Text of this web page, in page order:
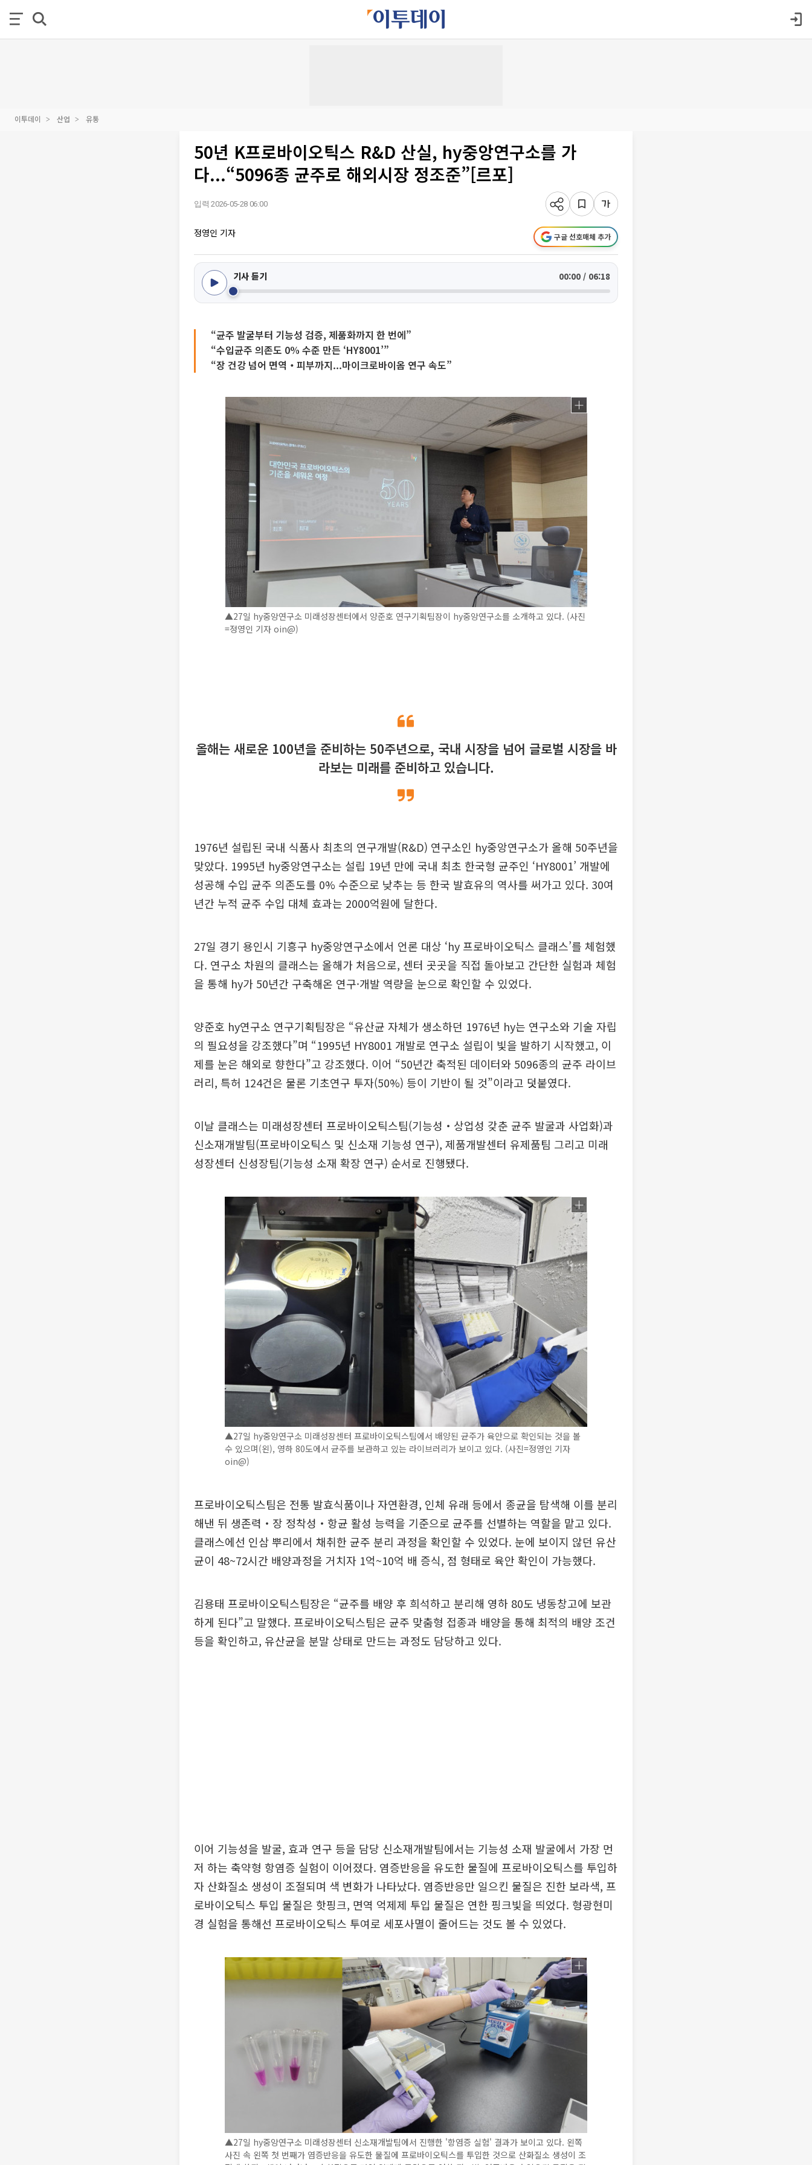
이투데이 산업 유통
50년 K프로바이오틱스 R&D 산실, hy중앙연구소를 가
다...“5096종 균주로 해외시장 정조준”[르포]
입력 2026-05-28 06:00
정영인 기자 구글 선호매체 추가
기사 듣기 00:00 / 06:18
“균주 발굴부터 기능성 검증, 제품화까지 한 번에”
“수입균주 의존도 0% 수준 만든 ‘HY8001’”
“장 건강 넘어 면역‧피부까지...마이크로바이옴 연구 속도”
▲27일 hy중앙연구소 미래성장센터에서 양준호 연구기획팀장이 hy중앙연구소를 소개하고 있다. (사진
=정영인 기자 oin@)
올해는 새로운 100년을 준비하는 50주년으로, 국내 시장을 넘어 글로벌 시장을 바
라보는 미래를 준비하고 있습니다.
1976년 설립된 국내 식품사 최초의 연구개발(R&D) 연구소인 hy중앙연구소가 올해 50주년을
맞았다. 1995년 hy중앙연구소는 설립 19년 만에 국내 최초 한국형 균주인 ‘HY8001’ 개발에
성공해 수입 균주 의존도를 0% 수준으로 낮추는 등 한국 발효유의 역사를 써가고 있다. 30여
년간 누적 균주 수입 대체 효과는 2000억원에 달한다.
27일 경기 용인시 기흥구 hy중앙연구소에서 언론 대상 ‘hy 프로바이오틱스 클래스’를 체험했
다. 연구소 차원의 클래스는 올해가 처음으로, 센터 곳곳을 직접 돌아보고 간단한 실험과 체험
을 통해 hy가 50년간 구축해온 연구·개발 역량을 눈으로 확인할 수 있었다.
양준호 hy연구소 연구기획팀장은 “유산균 자체가 생소하던 1976년 hy는 연구소와 기술 자립
의 필요성을 강조했다”며 “1995년 HY8001 개발로 연구소 설립이 빛을 발하기 시작했고, 이
제를 눈은 해외로 향한다”고 강조했다. 이어 “50년간 축적된 데이터와 5096종의 균주 라이브
러리, 특허 124건은 물론 기초연구 투자(50%) 등이 기반이 될 것”이라고 덧붙였다.
이날 클래스는 미래성장센터 프로바이오틱스팀(기능성‧상업성 갖춘 균주 발굴과 사업화)과
신소재개발팀(프로바이오틱스 및 신소재 기능성 연구), 제품개발센터 유제품팀 그리고 미래
성장센터 신성장팀(기능성 소재 확장 연구) 순서로 진행됐다.
▲27일 hy중앙연구소 미래성장센터 프로바이오틱스팀에서 배양된 균주가 육안으로 확인되는 것을 볼
수 있으며(왼), 영하 80도에서 균주를 보관하고 있는 라이브러리가 보이고 있다. (사진=정영인 기자
oin@)
프로바이오틱스팀은 전통 발효식품이나 자연환경, 인체 유래 등에서 종균을 탐색해 이를 분리
해낸 뒤 생존력‧장 정착성‧항균 활성 능력을 기준으로 균주를 선별하는 역할을 맡고 있다.
클래스에선 인삼 뿌리에서 채취한 균주 분리 과정을 확인할 수 있었다. 눈에 보이지 않던 유산
균이 48~72시간 배양과정을 거치자 1억~10억 배 증식, 점 형태로 육안 확인이 가능했다.
김용태 프로바이오틱스팀장은 “균주를 배양 후 희석하고 분리해 영하 80도 냉동창고에 보관
하게 된다”고 말했다. 프로바이오틱스팀은 균주 맞춤형 접종과 배양을 통해 최적의 배양 조건
등을 확인하고, 유산균을 분말 상태로 만드는 과정도 담당하고 있다.
이어 기능성을 발굴, 효과 연구 등을 담당 신소재개발팀에서는 기능성 소재 발굴에서 가장 먼
저 하는 축약형 항염증 실험이 이어졌다. 염증반응을 유도한 물질에 프로바이오틱스를 투입하
자 산화질소 생성이 조절되며 색 변화가 나타났다. 염증반응만 일으킨 물질은 진한 보라색, 프
로바이오틱스 투입 물질은 핫핑크, 면역 억제제 투입 물질은 연한 핑크빛을 띄었다. 형광현미
경 실험을 통해선 프로바이오틱스 투여로 세포사멸이 줄어드는 것도 볼 수 있었다.
▲27일 hy중앙연구소 미래성장센터 신소재개발팀에서 진행한 '항염증 실험' 결과가 보이고 있다. 왼쪽
사진 속 왼쪽 첫 번째가 염증반응을 유도한 물질에 프로바이오틱스를 투입한 것으로 산화질소 생성이 조